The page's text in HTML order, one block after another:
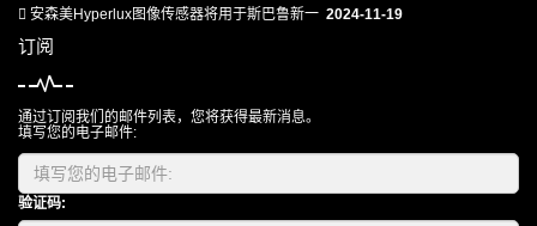
安森美Hyperlux图像传感器将用于斯巴鲁新一 2024-11-19
订阅
通过订阅我们的邮件列表，您将获得最新消息。
填写您的电子邮件:
验证码: